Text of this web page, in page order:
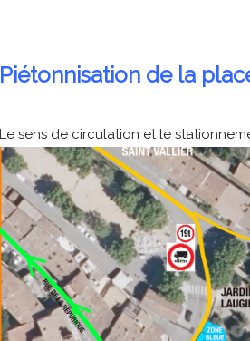
Piétonnisation de la
Le sens de circulation et le